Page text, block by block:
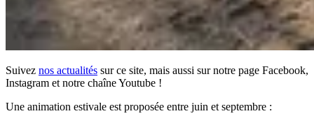
Suivez nos actualités sur ce site, mais aussi sur notre page Facebook,
Instagram et notre chaîne Youtube !
Une animation estivale est proposée entre juin et septembre :